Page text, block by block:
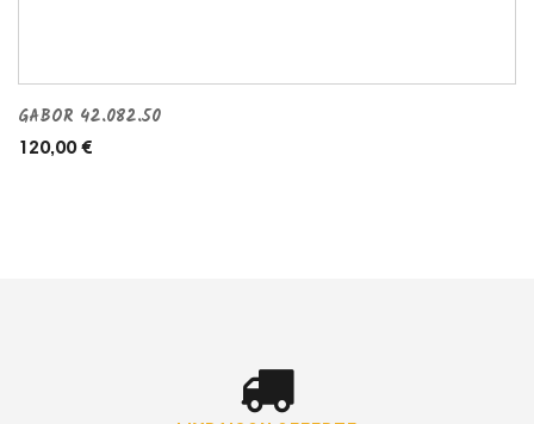
GABOR 42.082.50
120,00 €